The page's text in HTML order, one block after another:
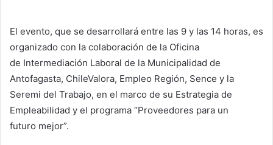
El evento, que se desarrollará entre las 9 y las 14 horas, es
organizado con la colaboración de la Oficina
de Intermediación Laboral de la Municipalidad de
Antofagasta, ChileValora, Empleo Región, Sence y la
Seremi del Trabajo, en el marco de su Estrategia de
Empleabilidad y el programa “Proveedores para un
futuro mejor”.